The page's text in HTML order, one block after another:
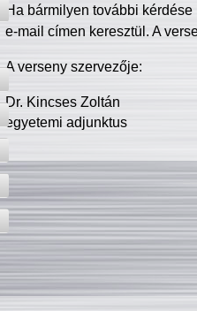
Ha bármilyen további
e-mail címen keresztül. A
A verseny szervezője:
Dr. Kincses Zoltán
egyetemi adjunktus